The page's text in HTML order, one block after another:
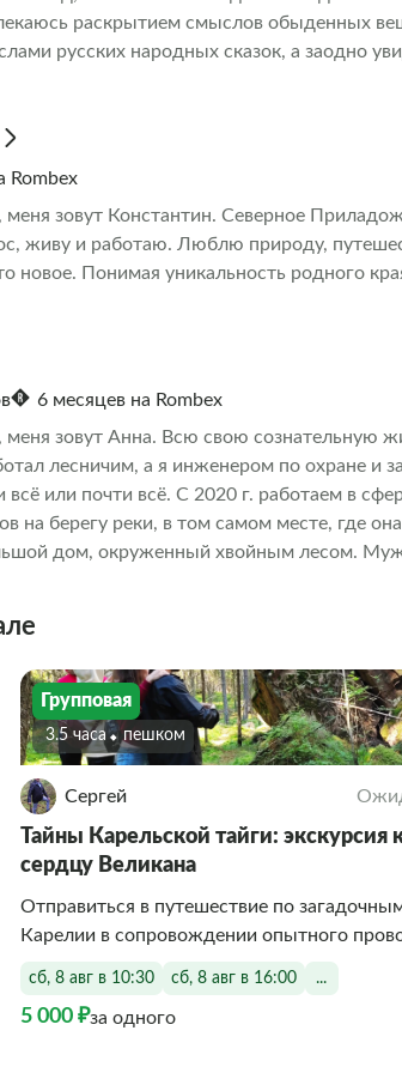
раскрытием смыслов обыденных
русских народных сказок, а заодно
Rombex
меня зовут Константин. Северное
живу и работаю. Люблю природу,
новое. Понимая уникальность родного
6 месяцев на Rombex
меня зовут Анна. Всю свою сознательную
лесничим, а я инженером по охране и
всё или почти всё. С 2020 г. работаем в
на берегу реки, в том самом месте, где
дом, окруженный хвойным лесом.
лаве застывшего вулкана, погреться
равнинным водопадом Европы... И,
представить Карелию: святой
Групповая
3.5 часа Пешком
Сергей
Тайны Карельской тайги:
сердцу Великана
Отправиться в путешествие по
Карелии в сопровождении опытного
сб, 8 авг в 10:30 сб, 8 авг в 16:00 ...
5 000 ₽за одного